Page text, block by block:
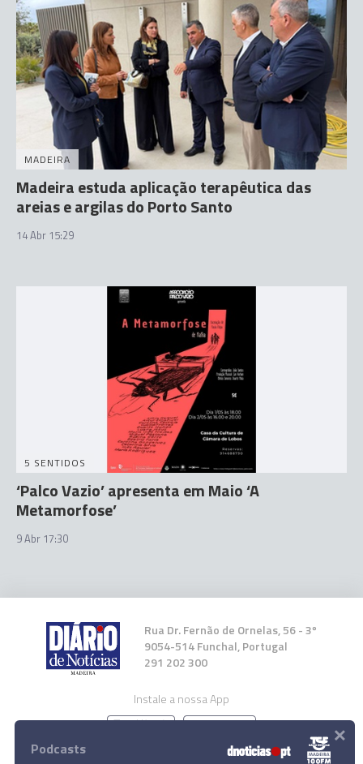
MADEIRA
Madeira estuda aplicação terapêutica das
areias e argilas do Porto Santo
14 Abr 15:29
5 SENTIDOS
‘Palco Vazio’ apresenta em Maio ‘A
Metamorfose’
9 Abr 17:30
Rua Dr. Fernão de Ornelas, 56 - 3º
9054-514 Funchal, Portugal
291 202 300
Instale a nossa App
Podcasts ×